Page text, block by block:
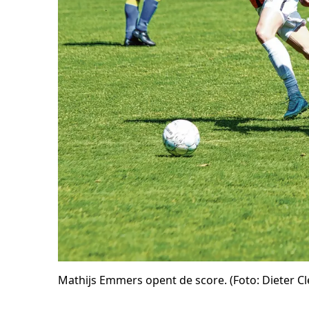
Mathijs Emmers opent de score. (Foto: Dieter